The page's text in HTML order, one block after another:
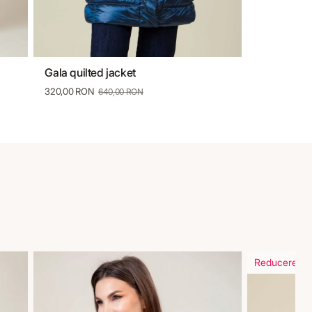
S M L
Gala quilted jacket
320,00 RON 640,00 RON
Reducere in